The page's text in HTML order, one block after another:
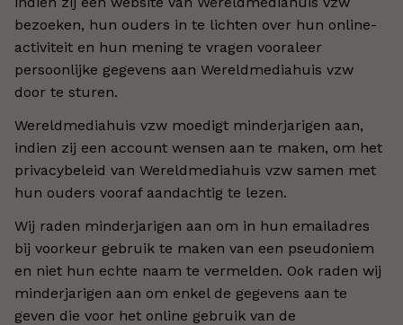
bezoeken, hun ouders in te lichten over hun online-
activiteit en hun mening te vragen vooraleer
persoonlijke gegevens aan Wereldmediahuis vzw
door te sturen.
Wereldmediahuis vzw moedigt minderjarigen aan,
indien zij een account wensen aan te maken, om het
privacybeleid van Wereldmediahuis vzw samen met
hun ouders vooraf aandachtig te lezen.
Wij raden minderjarigen aan om in hun emailadres
bij voorkeur gebruik te maken van een pseudoniem
en niet hun echte naam te vermelden. Ook raden wij
minderjarigen aan om enkel de gegevens aan te
geven die voor het online gebruik van de